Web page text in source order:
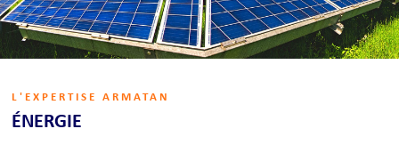
L'EXPERTISE ARMATAN
ÉNERGIE